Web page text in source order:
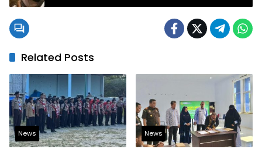
Salah Satu Kantor Kelurahan di Kendari
Related Posts
News News